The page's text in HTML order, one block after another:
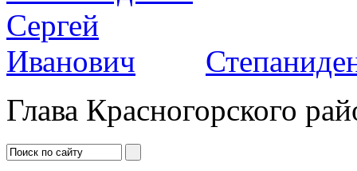
Глава Красногорского